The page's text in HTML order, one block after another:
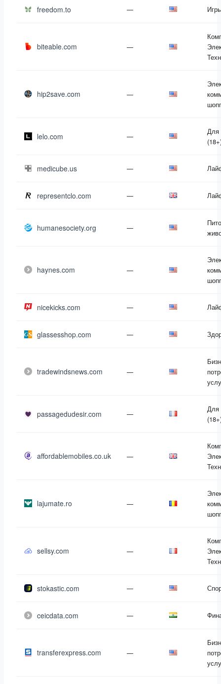
freedom.to —
biteable.com —
hip2save.com —
lelo.com —
Для
medicube.us —
representclo.com —
humanesociety.org —
haynes.com —
nicekicks.com —
glassesshop.com —
tradewindsnews.com —
passagedudesir.com —
Для
affordablemobiles.co.uk —
lajumate.ro —
sellsy.com —
stokastic.com —
ceicdata.com —
transferexpress.com —